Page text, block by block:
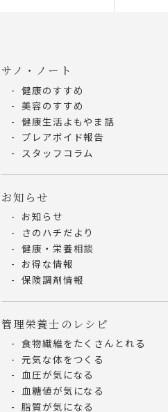
サノ・ノート
健康のすすめ
美容のすすめ
健康生活よもやま話
プレアボイド報告
スタッフコラム
お知らせ
お知らせ
さのハチだより
健康・栄養相談
お得な情報
保険調剤情報
管理栄養士のレシピ
食物繊維をたくさんとれる
元気な体をつくる
血圧が気になる
血糖値が気になる
脂質が気になる